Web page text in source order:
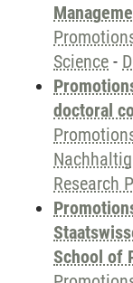
Science -
doctoral
Research
School of